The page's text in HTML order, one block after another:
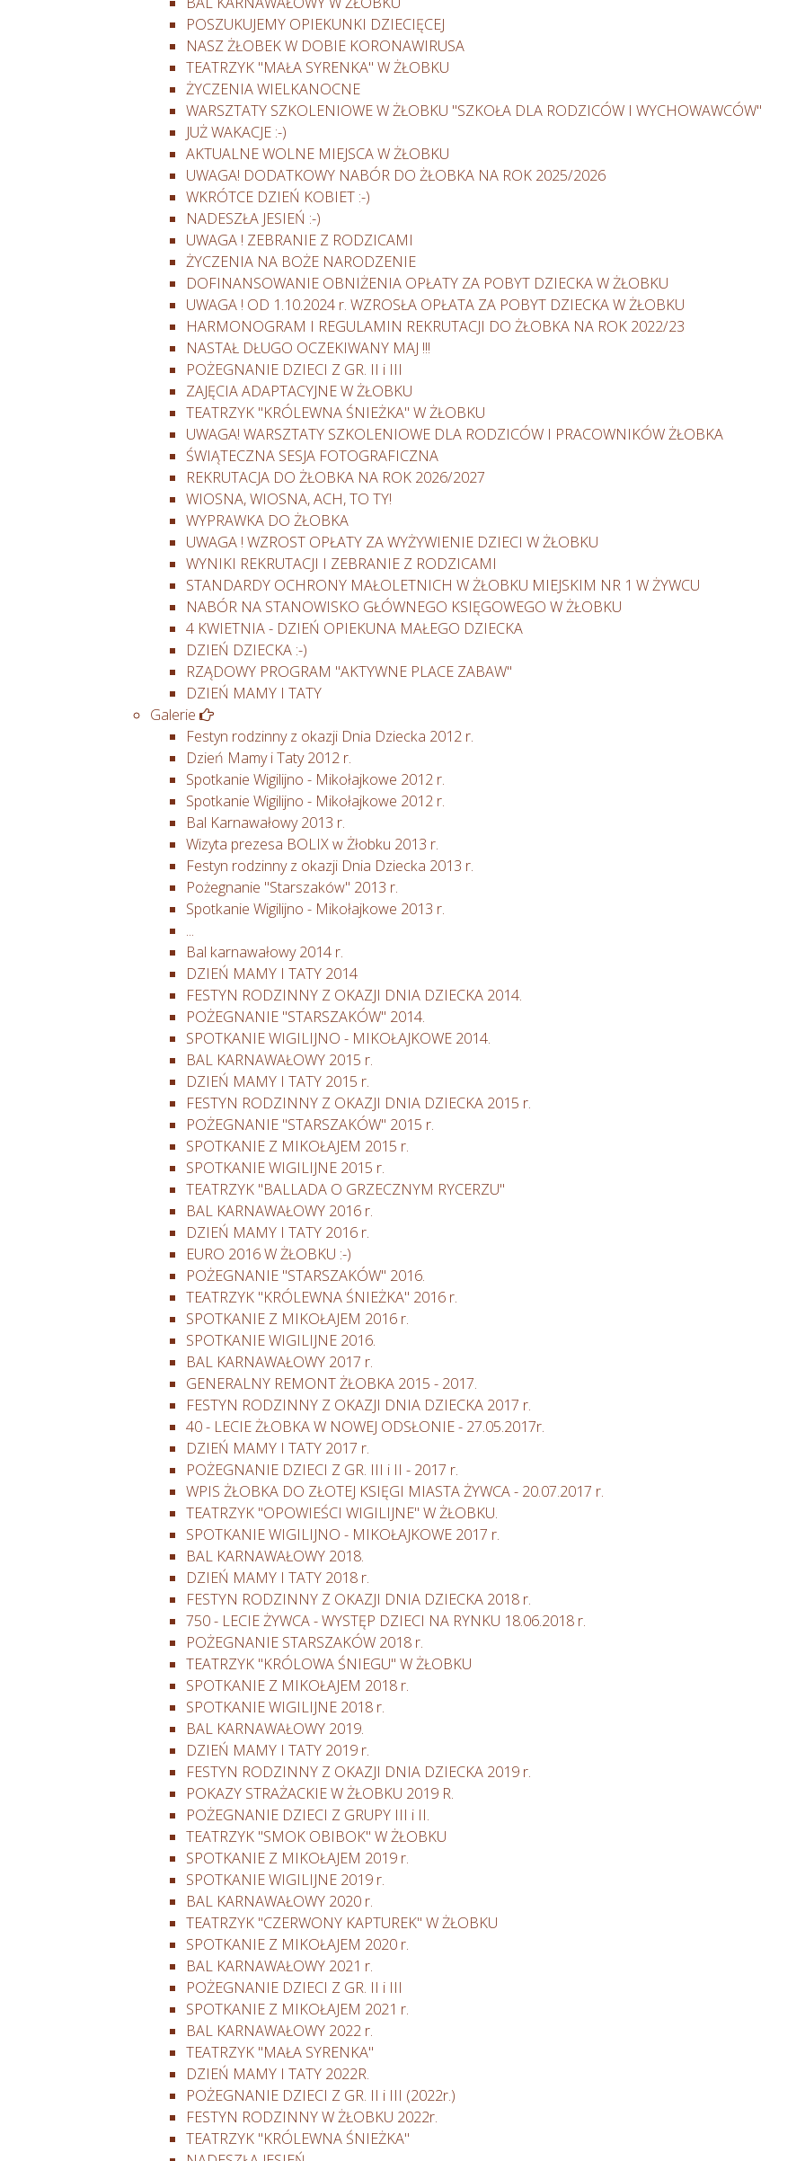
POSZUKUJEMY OPIEKUNKI DZIECIĘCEJ
NASZ ŻŁOBEK W DOBIE KORONAWIRUSA
TEATRZYK "MAŁA SYRENKA" W ŻŁOBKU
ŻYCZENIA WIELKANOCNE
WARSZTATY SZKOLENIOWE W ŻŁOBKU "SZKOŁA DLA RODZICÓW I WYCHOWAWCÓW"
JUŻ WAKACJE :-)
AKTUALNE WOLNE MIEJSCA W ŻŁOBKU
UWAGA! DODATKOWY NABÓR DO ŻŁOBKA NA ROK 2025/2026
WKRÓTCE DZIEŃ KOBIET :-)
NADESZŁA JESIEŃ :-)
UWAGA ! ZEBRANIE Z RODZICAMI
ŻYCZENIA NA BOŻE NARODZENIE
DOFINANSOWANIE OBNIŻENIA OPŁATY ZA POBYT DZIECKA W ŻŁOBKU
UWAGA ! OD 1.10.2024 r. WZROSŁA OPŁATA ZA POBYT DZIECKA W ŻŁOBKU
HARMONOGRAM I REGULAMIN REKRUTACJI DO ŻŁOBKA NA ROK 2022/23
NASTAŁ DŁUGO OCZEKIWANY MAJ !!!
POŻEGNANIE DZIECI Z GR. II i III
ZAJĘCIA ADAPTACYJNE W ŻŁOBKU
TEATRZYK "KRÓLEWNA ŚNIEŻKA" W ŻŁOBKU
UWAGA! WARSZTATY SZKOLENIOWE DLA RODZICÓW I PRACOWNIKÓW ŻŁOBKA
ŚWIĄTECZNA SESJA FOTOGRAFICZNA
REKRUTACJA DO ŻŁOBKA NA ROK 2026/2027
WIOSNA, WIOSNA, ACH, TO TY!
WYPRAWKA DO ŻŁOBKA
UWAGA ! WZROST OPŁATY ZA WYŻYWIENIE DZIECI W ŻŁOBKU
WYNIKI REKRUTACJI I ZEBRANIE Z RODZICAMI
STANDARDY OCHRONY MAŁOLETNICH W ŻŁOBKU MIEJSKIM NR 1 W ŻYWCU
NABÓR NA STANOWISKO GŁÓWNEGO KSIĘGOWEGO W ŻŁOBKU
4 KWIETNIA - DZIEŃ OPIEKUNA MAŁEGO DZIECKA
DZIEŃ DZIECKA :-)
RZĄDOWY PROGRAM "AKTYWNE PLACE ZABAW"
DZIEŃ MAMY I TATY
Galerie
Festyn rodzinny z okazji Dnia Dziecka 2012 r.
Dzień Mamy i Taty 2012 r.
Spotkanie Wigilijno - Mikołajkowe 2012 r.
Spotkanie Wigilijno - Mikołajkowe 2012 r.
Bal Karnawałowy 2013 r.
Wizyta prezesa BOLIX w Żłobku 2013 r.
Festyn rodzinny z okazji Dnia Dziecka 2013 r.
Pożegnanie "Starszaków" 2013 r.
Spotkanie Wigilijno - Mikołajkowe 2013 r.
...
Bal karnawałowy 2014 r.
DZIEŃ MAMY I TATY 2014
FESTYN RODZINNY Z OKAZJI DNIA DZIECKA 2014.
POŻEGNANIE "STARSZAKÓW" 2014.
SPOTKANIE WIGILIJNO - MIKOŁAJKOWE 2014.
BAL KARNAWAŁOWY 2015 r.
DZIEŃ MAMY I TATY 2015 r.
FESTYN RODZINNY Z OKAZJI DNIA DZIECKA 2015 r.
POŻEGNANIE "STARSZAKÓW" 2015 r.
SPOTKANIE Z MIKOŁAJEM 2015 r.
SPOTKANIE WIGILIJNE 2015 r.
TEATRZYK "BALLADA O GRZECZNYM RYCERZU"
BAL KARNAWAŁOWY 2016 r.
DZIEŃ MAMY I TATY 2016 r.
EURO 2016 W ŻŁOBKU :-)
POŻEGNANIE "STARSZAKÓW" 2016.
TEATRZYK "KRÓLEWNA ŚNIEŻKA" 2016 r.
SPOTKANIE Z MIKOŁAJEM 2016 r.
SPOTKANIE WIGILIJNE 2016.
BAL KARNAWAŁOWY 2017 r.
GENERALNY REMONT ŻŁOBKA 2015 - 2017.
FESTYN RODZINNY Z OKAZJI DNIA DZIECKA 2017 r.
40 - LECIE ŻŁOBKA W NOWEJ ODSŁONIE - 27.05.2017r.
DZIEŃ MAMY I TATY 2017 r.
POŻEGNANIE DZIECI Z GR. III i II - 2017 r.
WPIS ŻŁOBKA DO ZŁOTEJ KSIĘGI MIASTA ŻYWCA - 20.07.2017 r.
TEATRZYK "OPOWIEŚCI WIGILIJNE" W ŻŁOBKU.
SPOTKANIE WIGILIJNO - MIKOŁAJKOWE 2017 r.
BAL KARNAWAŁOWY 2018.
DZIEŃ MAMY I TATY 2018 r.
FESTYN RODZINNY Z OKAZJI DNIA DZIECKA 2018 r.
750 - LECIE ŻYWCA - WYSTĘP DZIECI NA RYNKU 18.06.2018 r.
POŻEGNANIE STARSZAKÓW 2018 r.
TEATRZYK "KRÓLOWA ŚNIEGU" W ŻŁOBKU
SPOTKANIE Z MIKOŁAJEM 2018 r.
SPOTKANIE WIGILIJNE 2018 r.
BAL KARNAWAŁOWY 2019.
DZIEŃ MAMY I TATY 2019 r.
FESTYN RODZINNY Z OKAZJI DNIA DZIECKA 2019 r.
POKAZY STRAŻACKIE W ŻŁOBKU 2019 R.
POŻEGNANIE DZIECI Z GRUPY III i II.
TEATRZYK "SMOK OBIBOK" W ŻŁOBKU
SPOTKANIE Z MIKOŁAJEM 2019 r.
SPOTKANIE WIGILIJNE 2019 r.
BAL KARNAWAŁOWY 2020 r.
TEATRZYK "CZERWONY KAPTUREK" W ŻŁOBKU
SPOTKANIE Z MIKOŁAJEM 2020 r.
BAL KARNAWAŁOWY 2021 r.
POŻEGNANIE DZIECI Z GR. II i III
SPOTKANIE Z MIKOŁAJEM 2021 r.
BAL KARNAWAŁOWY 2022 r.
TEATRZYK "MAŁA SYRENKA"
DZIEŃ MAMY I TATY 2022R.
POŻEGNANIE DZIECI Z GR. II i III (2022r.)
FESTYN RODZINNY W ŻŁOBKU 2022r.
TEATRZYK "KRÓLEWNA ŚNIEŻKA"